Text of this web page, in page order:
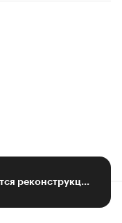
В Ивановской области завершается реконструкция дамбы